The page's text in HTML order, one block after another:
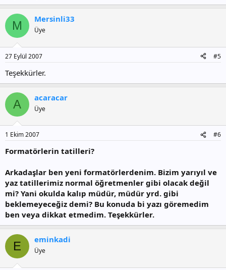
M Mersinli33
Üye
27 Eylül 2007 #5
Teşekkürler.
A acaracar
Üye
1 Ekim 2007 #6
Formatörlerin tatilleri?
Arkadaşlar ben yeni formatörlerdenim. Bizim yarıyıl ve
yaz tatillerimiz normal öğretmenler gibi olacak değil
mi? Yani okulda kalıp müdür, müdür yrd. gibi
beklemeyeceğiz demi? Bu konuda bi yazı göremedim
ben veya dikkat etmedim. Teşekkürler.
E eminkadi
Üye